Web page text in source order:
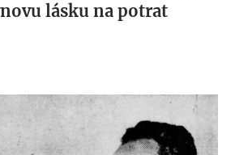
lásku na potrat